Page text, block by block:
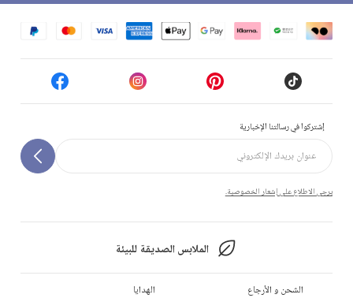
إشتركوا في رسالتنا الإخبارية
يرجى الاطلاع على إشعار الخصوصية.
الملابس الصديقة للبيئة
الشحن و الأرجاع
الهدايا